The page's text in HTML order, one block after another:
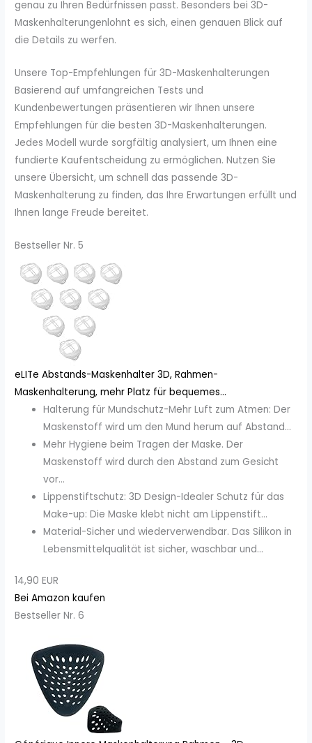
genau zu Ihren Bedürfnissen passt. Besonders bei 3D-
Maskenhalterungenlohnt es sich, einen genauen Blick auf
die Details zu werfen.
Unsere Top-Empfehlungen für 3D-Maskenhalterungen
Basierend auf umfangreichen Tests und
Kundenbewertungen präsentieren wir Ihnen unsere
Empfehlungen für die besten 3D-Maskenhalterungen.
Jedes Modell wurde sorgfältig analysiert, um Ihnen eine
fundierte Kaufentscheidung zu ermöglichen. Nutzen Sie
unsere Übersicht, um schnell das passende 3D-
Maskenhalterung zu finden, das Ihre Erwartungen erfüllt und
Ihnen lange Freude bereitet.
Bestseller Nr. 5
eLITe Abstands-Maskenhalter 3D, Rahmen-
Maskenhalterung, mehr Platz für bequemes...
Halterung für Mundschutz-Mehr Luft zum Atmen: Der
Maskenstoff wird um den Mund herum auf Abstand...
Mehr Hygiene beim Tragen der Maske. Der
Maskenstoff wird durch den Abstand zum Gesicht
vor...
Lippenstiftschutz: 3D Design-Idealer Schutz für das
Make-up: Die Maske klebt nicht am Lippenstift...
Material-Sicher und wiederverwendbar. Das Silikon in
Lebensmittelqualität ist sicher, waschbar und...
14,90 EUR
Bei Amazon kaufen
Bestseller Nr. 6